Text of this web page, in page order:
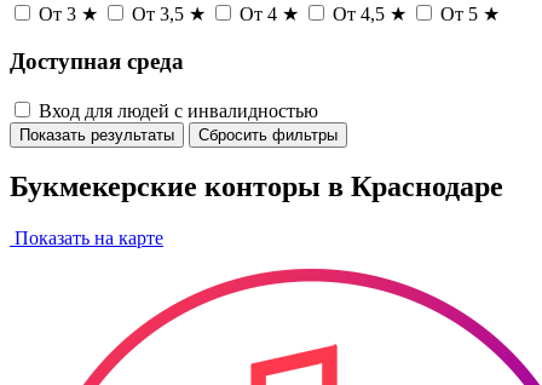
От 3 ★ От 3,5 ★ От 4 ★ От 4,5 ★ От 5 ★
Доступная среда
Вход для людей с инвалидностью
Показать результаты Сбросить фильтры
Букмекерские конторы в Краснодаре
Показать на карте